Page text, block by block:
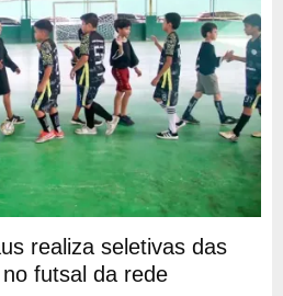
realiza seletivas das
futsal da rede